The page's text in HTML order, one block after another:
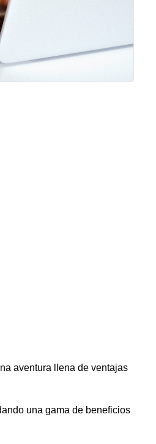
aventura llena de ventajas
una gama de beneficios